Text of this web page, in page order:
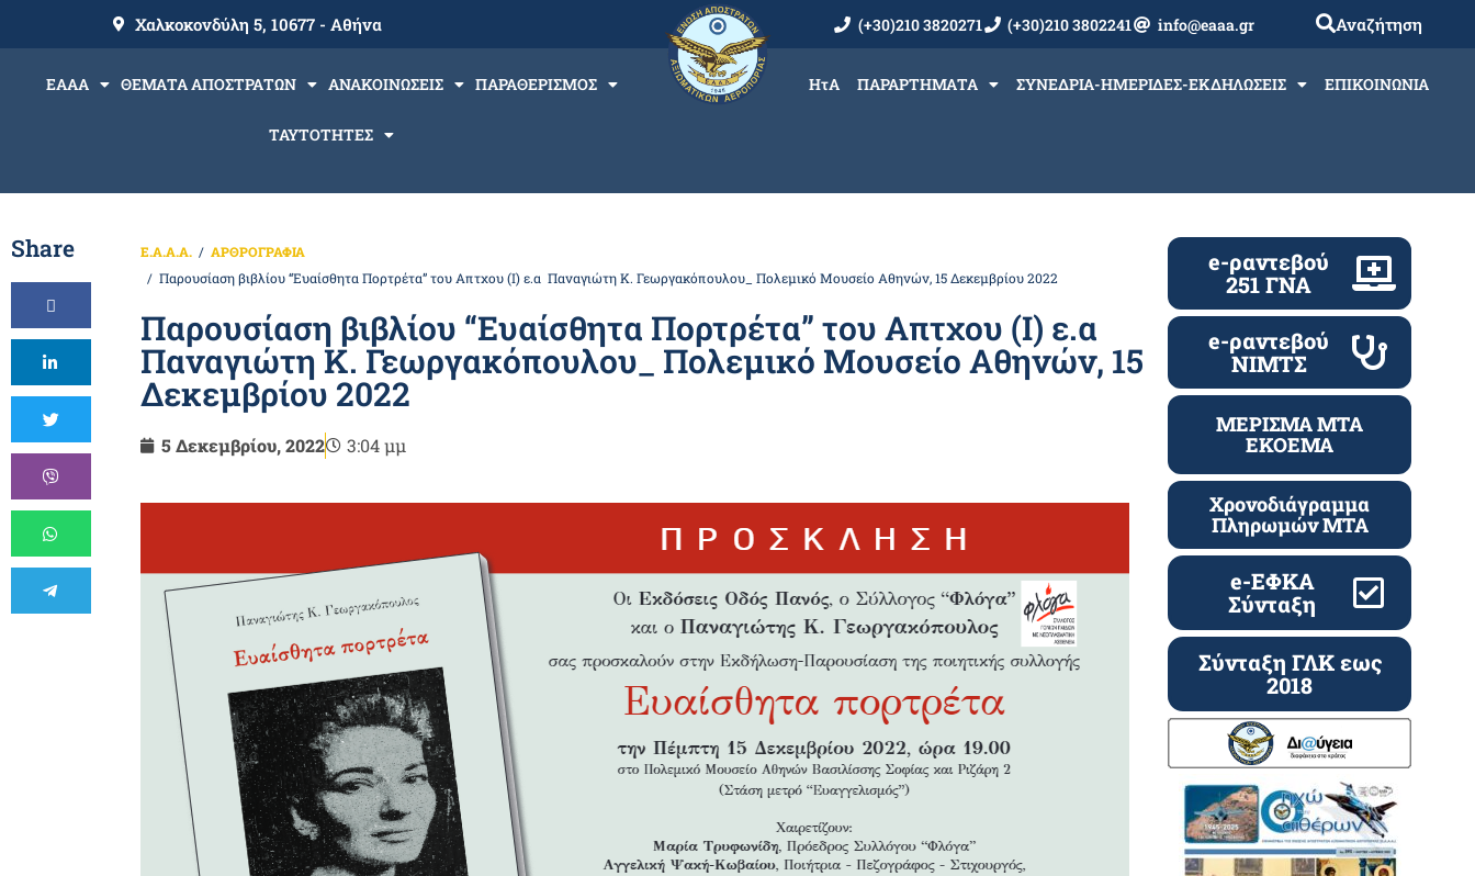
Χαλκοκονδύλη 5, 10677 - Αθήνα (+30)210 3820271 (+30)210 3802241 info@eaaa.gr Αναζήτηση
ΕΑΑΑ ΘΕΜΑΤΑ ΑΠΟΣΤΡΑΤΩΝ ΑΝΑΚΟΙΝΩΣΕΙΣ ΠΑΡΑΘΕΡΙΣΜΟΣ
ΤΑΥΤΟΤΗΤΕΣ
ΗτΑ ΠΑΡΑΡΤΗΜΑΤΑ ΣΥΝΕΔΡΙΑ-ΗΜΕΡΙΔΕΣ-ΕΚΔΗΛΩΣΕΙΣ ΕΠΙΚΟΙΝΩΝΙΑ
Share Ε.Α.Α.Α.
ΑΡΘΡΟΓΡΑΦΙΑ
Παρουσίαση βιβλίου “Ευαίσθητα Πορτρέτα” του Απτχου (Ι) ε.α Παναγιώτη Κ. Γεωργακόπουλου_ Πολεμικό Μουσείο Αθηνών, 15 Δεκεμβρίου 2022
Παρουσίαση βιβλίου “Ευαίσθητα Πορτρέτα” του Απτχου (Ι) ε.α
Παναγιώτη Κ. Γεωργακόπουλου_ Πολεμικό Μουσείο Αθηνών, 15
Δεκεμβρίου 2022
5 Δεκεμβρίου, 2022 3:04 μμ
e-ραντεβού
251 ΓΝΑ
e-ραντεβού
ΝΙΜΤΣ
ΜΕΡΙΣΜΑ ΜΤΑ
ΕΚΟΕΜΑ
Χρονοδιάγραμμα
Πληρωμών ΜΤΑ
e-ΕΦΚΑ
Σύνταξη
Σύνταξη ΓΛΚ εως
2018